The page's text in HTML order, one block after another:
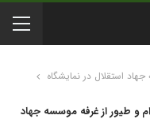
استقلال در نمایشگاه
و طیور از غرفه موسسه جهاد